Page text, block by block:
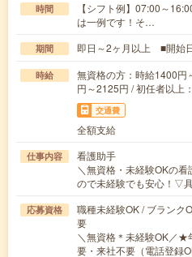
時間
【シフト例】07:00～
は一例です！そ…
期間 即日～2ヶ月以上 ■開始
時給
無資格の方：時給1400円
円～2125円 / 初任者以上
交通費
全額支給
仕事内容
看護助手
＼無資格・未経験OKの
ので未経験でも安心！▽
応募資格
職種未経験OK / ブランク
要
＼無資格＊未経験OK／
要・来社不要（電話登